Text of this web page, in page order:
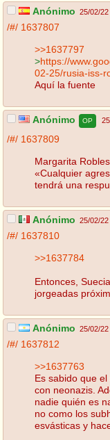
Anónimo 25/02/
/#/ 1637807
>>1637797
>https://
02-25/rusia-iss-
Aquí la fuente
Anónimo OP
/#/ 1637809
Margarita
«Cualquier
tendrá una
Anónimo 25/02/
/#/ 1637810
>>1637784
Entonces,
jorgeadas
Anónimo 25/02/
/#/ 1637812
>>1637763
Es sabido que
con neonazis.
nadie quién es
no como los
esvásticas y